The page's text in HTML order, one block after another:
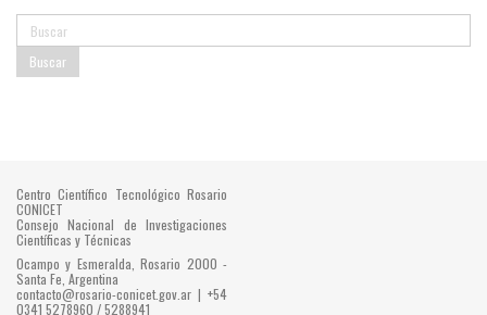
Centro Científico Tecnológico Rosario
CONICET
Consejo Nacional de Investigaciones
Científicas y Técnicas
Ocampo y Esmeralda, Rosario 2000 -
Santa Fe, Argentina
contacto@rosario-conicet.gov.ar | +54
0341 5278960 / 5288941